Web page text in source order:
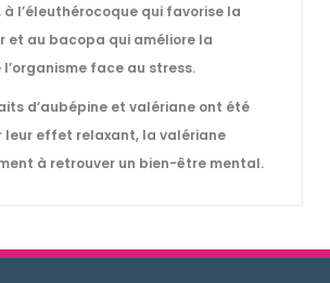
à l’éleuthérocoque qui favorise la
et au bacopa qui améliore la
face au stress.
d’aubépine et valériane ont été
leur effet relaxant, la valériane
à retrouver un bien-être mental.